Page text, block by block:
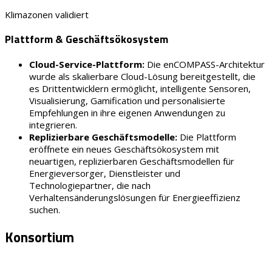
Klimazonen validiert
Plattform & Geschäfts­ökosystem
Cloud-Service-Plattform: Die enCOMPASS-Architektur
wurde als skalierbare Cloud-Lösung bereitgestellt, die
es Drittentwicklern ermöglicht, intelligente Sensoren,
Visualisierung, Gamification und personalisierte
Empfehlungen in ihre eigenen Anwendungen zu
integrieren.
Replizierbare Geschäftsmodelle: Die Plattform
eröffnete ein neues Geschäftsökosystem mit
neuartigen, replizierbaren Geschäftsmodellen für
Energieversorger, Dienstleister und
Technologiepartner, die nach
Verhaltensänderungslösungen für Energieeffizienz
suchen.
Konsortium